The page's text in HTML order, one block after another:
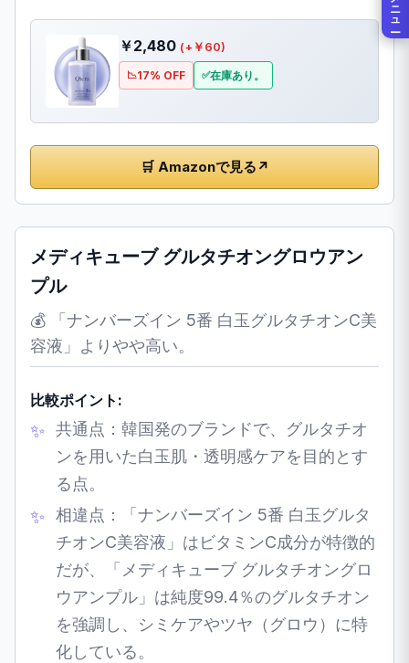
￥2,480 (+￥60)
17% OFF 在庫あり。
🛒 Amazonで見る ↗
メディキューブ グルタチオングロウアン
プル
💰 「ナンバーズイン 5番 白玉グルタチオンC美
容液」よりやや高い。
比較ポイント:
共通点：韓国発のブランドで、グルタチオ
ンを用いた白玉肌・透明感ケアを目的とす
る点。
相違点：「ナンバーズイン 5番 白玉グルタ
チオンC美容液」はビタミンC成分が特徴的
だが、「メディキューブ グルタチオングロ
ウアンプル」は純度99.4％のグルタチオン
を強調し、シミケアやツヤ（グロウ）に特
化している。